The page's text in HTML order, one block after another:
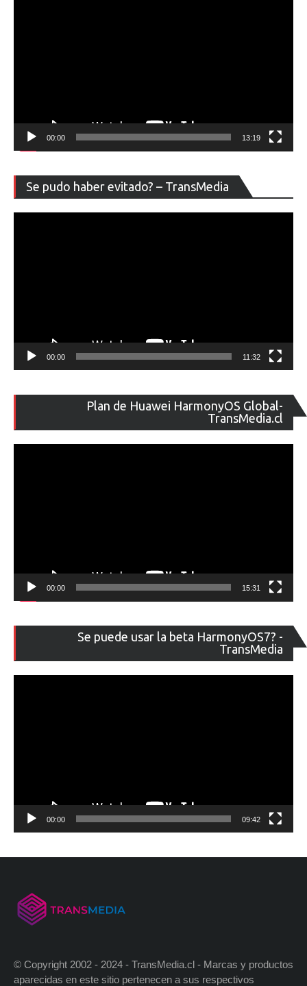
00:00 13:19
Se pudo haber evitado? – TransMedia
de
00:00 11:32
Plan de Huawei HarmonyOS Global-
TransMedia.cl
de
00:00 15:31
Se puede usar la beta HarmonyOS7? -
TransMedia
de
00:00 09:42
© Copyright 2002 - 2024 - TransMedia.cl - Marcas y productos
aparecidas en este sitio pertenecen a sus respectivos